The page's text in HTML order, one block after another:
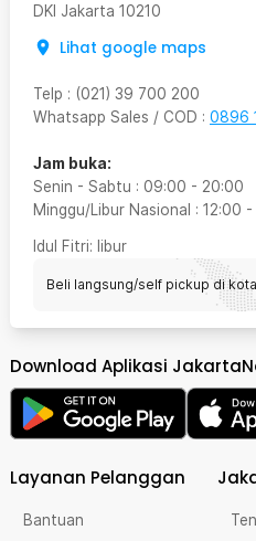
DKI Jakarta 10210
Lihat google maps
Telp : (021) 39 700 200
Whatsapp Sales / COD : 0896
Jam buka:
Senin - Sabtu : 09:00 - 20:00
Minggu/Libur Nasional : 12:00 -
Idul Fitri: libur
Beli langsung/self pickup di
Download Aplikasi
Layanan Pelanggan
Bantuan